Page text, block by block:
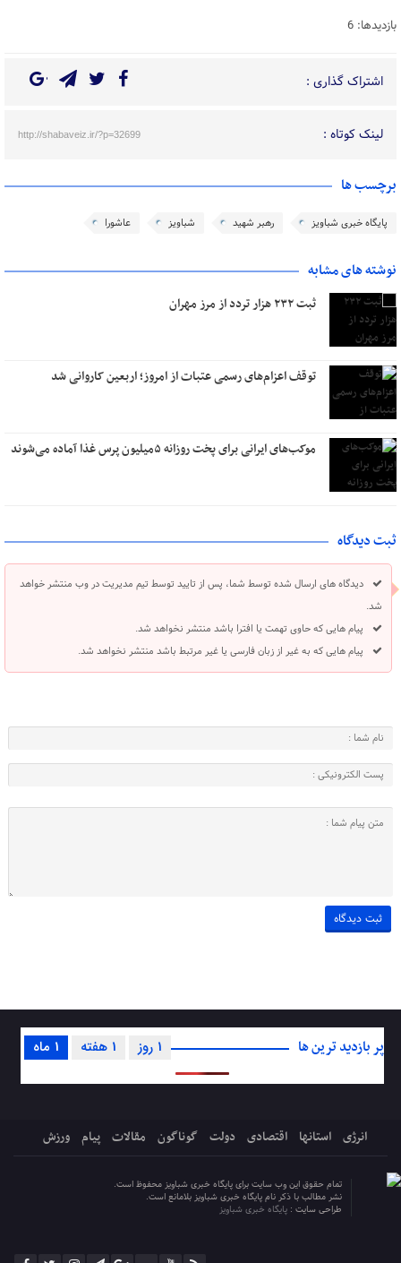
بازدیدها: 6
اشتراک گذاری :
لینک کوتاه : http://shabaveiz.ir/?p=32699
برچسب ها
پایگاه خبری شباویز رهبر شهید شباویز عاشورا
نوشته های مشابه
ثبت ۲۳۲ هزار تردد از مرز مهران
توقف اعزام‌‌های رسمی عتبات از امروز؛ اربعین کاروانی شد
موکب‌های ایرانی برای پخت روزانه ۵میلیون پرس غذا آماده می‌شوند
ثبت دیدگاه
دیدگاه های ارسال شده توسط شما، پس از تایید توسط تیم مدیریت در وب منتشر خواهد
شد.
پیام هایی که حاوی تهمت یا افترا باشد منتشر نخواهد شد.
پیام هایی که به غیر از زبان فارسی یا غیر مرتبط باشد منتشر نخواهد شد.
پر بازدید ترین ها 1 ماه 1 هفته 1 روز
انرژی استانها اقتصادی دولت گوناگون مقالات پیام ورزش
تمام حقوق این وب سایت برای پایگاه خبری شباویز محفوظ است.
نشر مطالب با ذکر نام پایگاه خبری شباویز بلامانع است.
طراحی سایت : پایگاه خبری شباویز